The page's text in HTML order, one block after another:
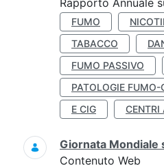
Rapporto Annuale
FUMO
TABACCO
FUMO PASSIVO
PATOLOGIE FUMO-
E CIG
CENTRI
Giornata Mondiale
Contenuto Web